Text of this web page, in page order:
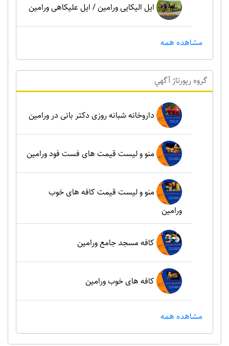
ایل الیکایی ورامین / ایل علیکاهی ورامین
مشاهده همه
گروه رپورتاژ آگهي
داروخانه شبانه روزی دکتر بانی در ورامین
منو و لیست قیمت های فست فود ورامین
منو و لیست قیمت کافه های خوب
ورامین
کافه مسجد جامع ورامین
کافه های خوب ورامین
مشاهده همه